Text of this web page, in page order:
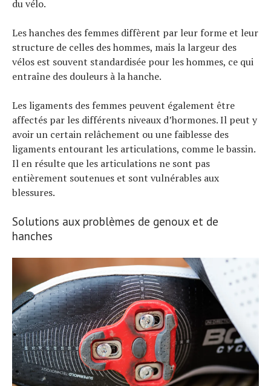
du vélo.
Les hanches des femmes diffèrent par leur forme et leur
structure de celles des hommes, mais la largeur des
vélos est souvent standardisée pour les hommes, ce qui
entraîne des douleurs à la hanche.
Les ligaments des femmes peuvent également être
affectés par les différents niveaux d’hormones. Il peut y
avoir un certain relâchement ou une faiblesse des
ligaments entourant les articulations, comme le bassin.
Il en résulte que les articulations ne sont pas
entièrement soutenues et sont vulnérables aux
blessures.
Solutions aux problèmes de genoux et de
hanches
Actualités
Technologies
Tests de produits
Conseils
Tendances